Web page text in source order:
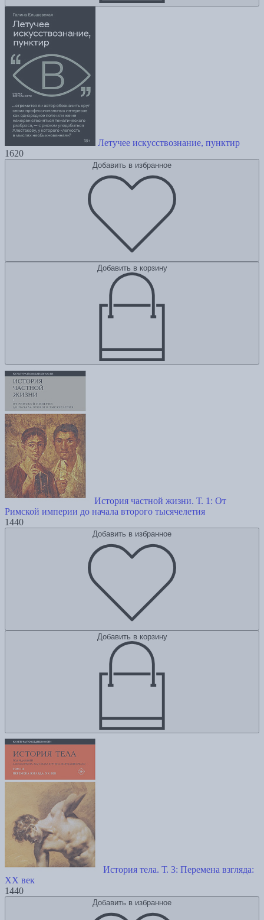
Летучее искусствознание, пунктир
1620
Добавить в избранное
Добавить в корзину
История частной жизни. Т. 1: От
Римской империи до начала второго тысячелетия
1440
Добавить в избранное
Добавить в корзину
История тела. Т. 3: Перемена взгляда:
XX век
1440
Добавить в избранное